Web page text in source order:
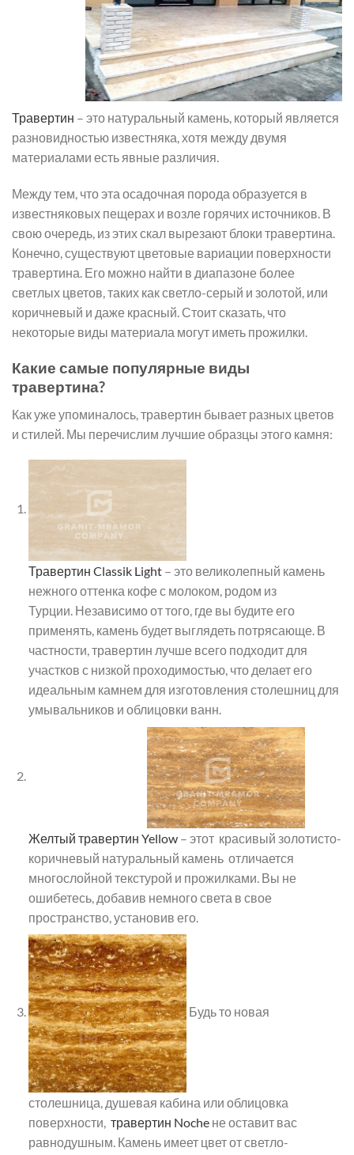
Травертин – это натуральный камень, который является
разновидностью известняка, хотя между двумя
материалами есть явные различия.
Между тем, что эта осадочная порода образуется в
известняковых пещерах и возле горячих источников. В
свою очередь, из этих скал вырезают блоки травертина.
Конечно, существуют цветовые вариации поверхности
травертина. Его можно найти в диапазоне более
светлых цветов, таких как светло-серый и золотой, или
коричневый и даже красный. Стоит сказать, что
некоторые виды материала могут иметь прожилки.
Какие самые популярные виды
травертина?
Как уже упоминалось, травертин бывает разных цветов
и стилей. Мы перечислим лучшие образцы этого камня:
Травертин Classik Light – это великолепный камень
нежного оттенка кофе с молоком, родом из
Турции. Независимо от того, где вы будите его
применять, камень будет выглядеть потрясающе. В
частности, травертин лучше всего подходит для
участков с низкой проходимостью, что делает его
идеальным камнем для изготовления столешниц для
умывальников и облицовки ванн.
Желтый травертин Yellow – этот красивый золотисто-
коричневый натуральный камень отличается
многослойной текстурой и прожилками. Вы не
ошибетесь, добавив немного света в свое
пространство, установив его.
Будь то новая
столешница, душевая кабина или облицовка
поверхности, травертин Nocheне оставит вас
равнодушным. Камень имеет цвет от светло-